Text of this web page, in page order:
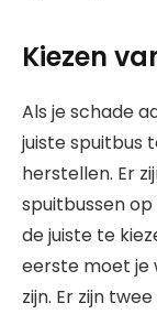
Kiezen
Als je schade
juiste spuitbus
herstellen. Er
spuitbussen
de juiste te
eerste moet je
zijn. Er zijn